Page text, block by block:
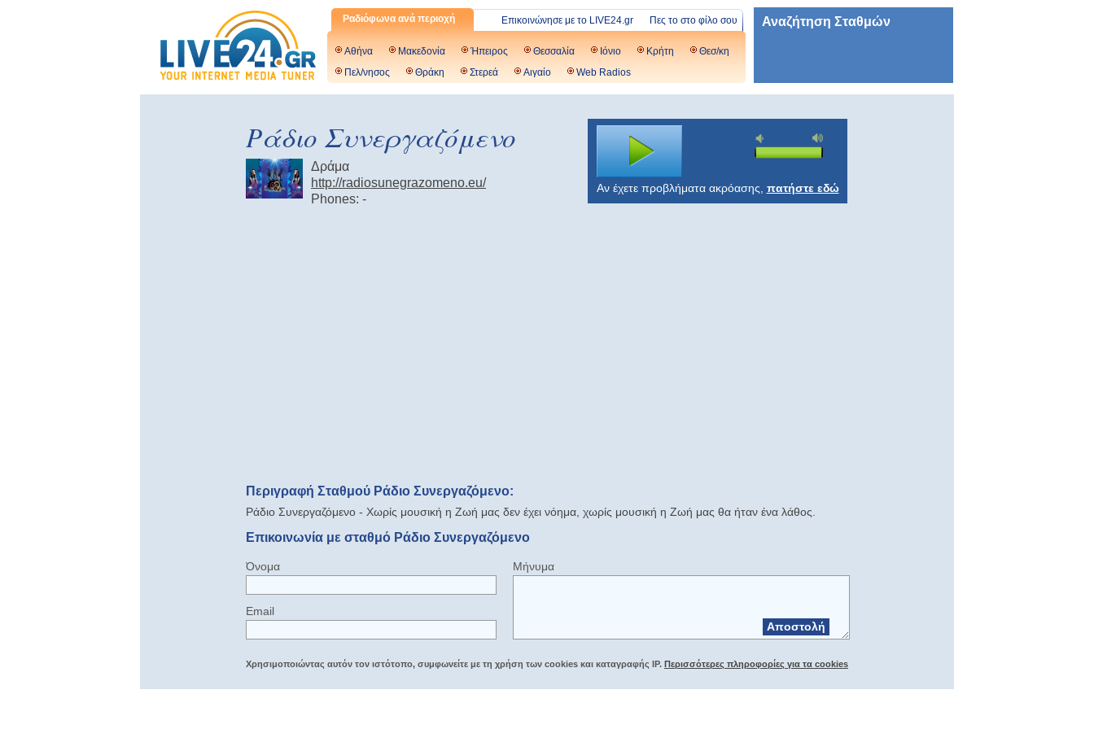
Ραδιόφωνα ανά περιοχή Πες το στο φίλο σου
Επικοινώνησε με το LIVE24.gr
Αθήνα Μακεδονία Ήπειρος Θεσσαλία Ιόνιο Κρήτη
Θεσ/κη
Πελ/νησος
Θράκη Στερεά Αιγαίο Web Radios
Αναζήτηση Σταθμών
Ράδιο Συνεργαζόμενο
Δράμα
http://radiosunegrazomeno.eu/
Phones: -
Αν έχετε προβλήματα ακρόασης, πατήστε εδώ
Περιγραφή Σταθμού Ράδιο Συνεργαζόμενο:
Ράδιο Συνεργαζόμενο - Χωρίς μουσική η Ζωή μας δεν έχει νόημα, χωρίς μουσική η Ζωή μας θα ήταν ένα λάθος.
Επικοινωνία με σταθμό Ράδιο Συνεργαζόμενο
Όνομα
Email
Μήνυμα
Αποστολή
Χρησιμοποιώντας αυτόν τον ιστότοπο, συμφωνείτε με τη χρήση των cookies και καταγραφής IP. Περισσότερες πληροφορίες για τα cookies